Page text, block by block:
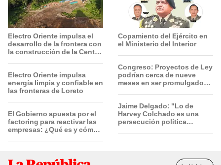
Electro Oriente impulsa el
desarrollo de la frontera con
la construcción de la Central
Electro Oriente impulsa
energía limpia y confiable en
las fronteras de Loreto
El Gobierno apuesta por el
factoring para reactivar las
empresas: ¿Qué es y cómo
Copamiento del Ejército en
el Ministerio del Interior
Congreso: Proyectos de Ley
podrían cerca de nueve
meses en ser promulgados
Jaime Delgado: "Lo de
Harvey Colchado es una
persecución política